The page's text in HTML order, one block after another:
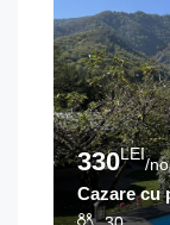
330LEI
/
Cazare cu